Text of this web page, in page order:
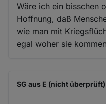
Wäre ich ein bisschen
Hoffnung, daß
wie man mit
egal woher sie
SG aus E (nicht überprüft)